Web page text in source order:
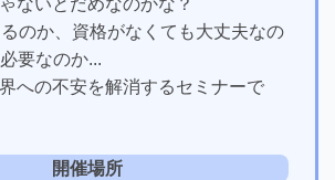
のか、資格がなくても大丈夫なの
要なのか...
への不安を解消するセミナーで
開催場所